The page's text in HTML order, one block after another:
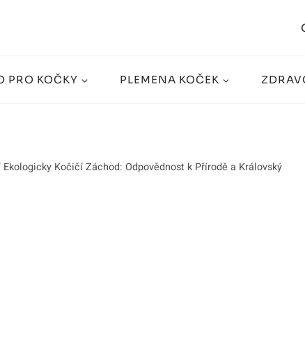
PRO KOČKY PLEMENA KOČEK
Ekologicky Kočičí Záchod: Odpovědnost k Přírodě a Královský